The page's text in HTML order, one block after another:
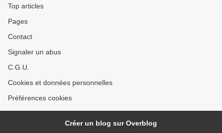
Top articles
Pages
Contact
Signaler un abus
C.G.U.
Cookies et données personnelles
Préférences cookies
Créer un blog sur Overblog